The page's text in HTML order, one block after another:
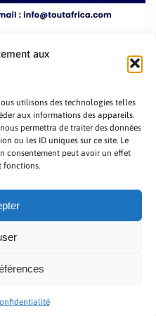
aux
utilisons des technologies telles
aux informations des appareils.
permettra de traiter des données
ou les ID uniques sur ce site. Le
consentement peut avoir un effet
fonctions.
A PROPOS
| Made by